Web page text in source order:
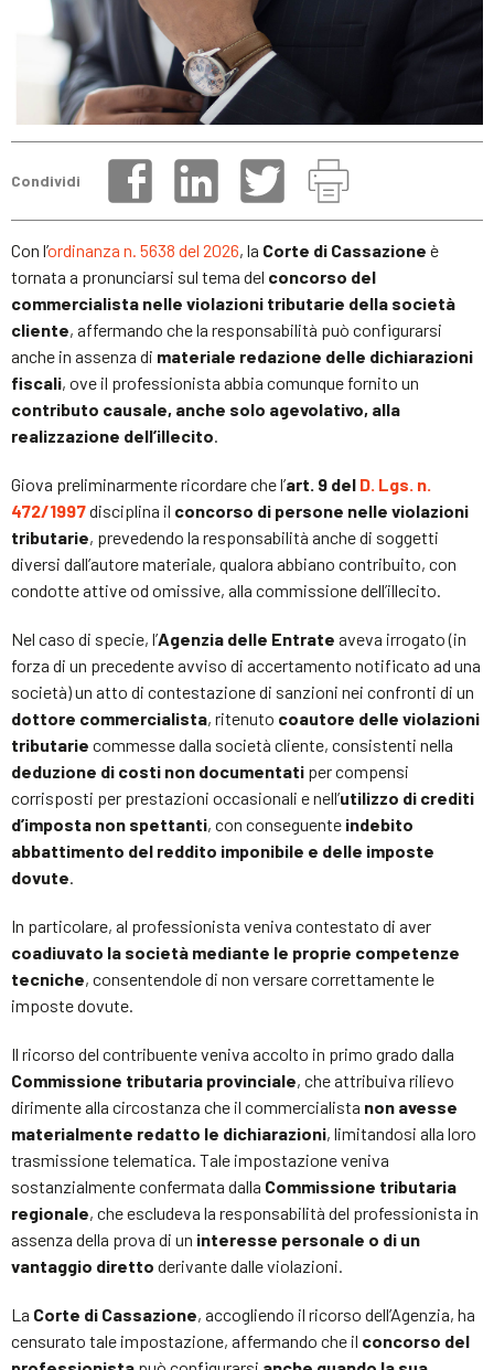
Condividi
Con l’ordinanza n. 5638 del 2026, la Corte di Cassazione è
tornata a pronunciarsi sul tema del concorso del
commercialista nelle violazioni tributarie della società
cliente, affermando che la responsabilità può configurarsi
anche in assenza di materiale redazione delle dichiarazioni
fiscali, ove il professionista abbia comunque fornito un
contributo causale, anche solo agevolativo, alla
realizzazione dell’illecito.
Giova preliminarmente ricordare che l’art. 9 del D. Lgs. n.
472/1997disciplina il concorso di persone nelle violazioni
tributarie, prevedendo la responsabilità anche di soggetti
diversi dall’autore materiale, qualora abbiano contribuito, con
condotte attive od omissive, alla commissione dell’illecito.
Nel caso di specie, l’Agenzia delle Entrate aveva irrogato (in
forza di un precedente avviso di accertamento notificato ad una
società) un atto di contestazione di sanzioni nei confronti di un
dottore commercialista, ritenuto coautore delle violazioni
tributarie commesse dalla società cliente, consistenti nella
deduzione di costi non documentati per compensi
corrisposti per prestazioni occasionali e nell’utilizzo di crediti
d’imposta non spettanti, con conseguente indebito
abbattimento del reddito imponibile e delle imposte
dovute.
In particolare, al professionista veniva contestato di aver
coadiuvato la società mediante le proprie competenze
tecniche, consentendole di non versare correttamente le
imposte dovute.
Il ricorso del contribuente veniva accolto in primo grado dalla
Commissione tributaria provinciale, che attribuiva rilievo
dirimente alla circostanza che il commercialista non avesse
materialmente redatto le dichiarazioni, limitandosi alla loro
trasmissione telematica. Tale impostazione veniva
sostanzialmente confermata dalla Commissione tributaria
regionale, che escludeva la responsabilità del professionista in
assenza della prova di un interesse personale o di un
vantaggio diretto derivante dalle violazioni.
La Corte di Cassazione, accogliendo il ricorso dell’Agenzia, ha
censurato tale impostazione, affermando che il concorso del